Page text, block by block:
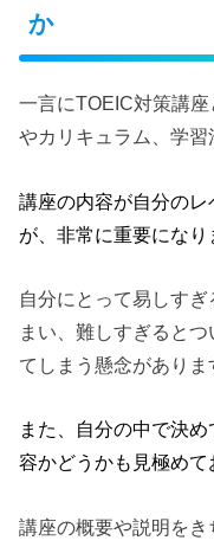
か
一言にTOEIC対策講
やカリキュラム、学習
講座の内容が自分の
が、非常に重要になり
自分にとって易しす
まい、難しすぎると
てしまう懸念がありま
また、自分の中で決
容かどうかも見極めて
講座の概要や説明を